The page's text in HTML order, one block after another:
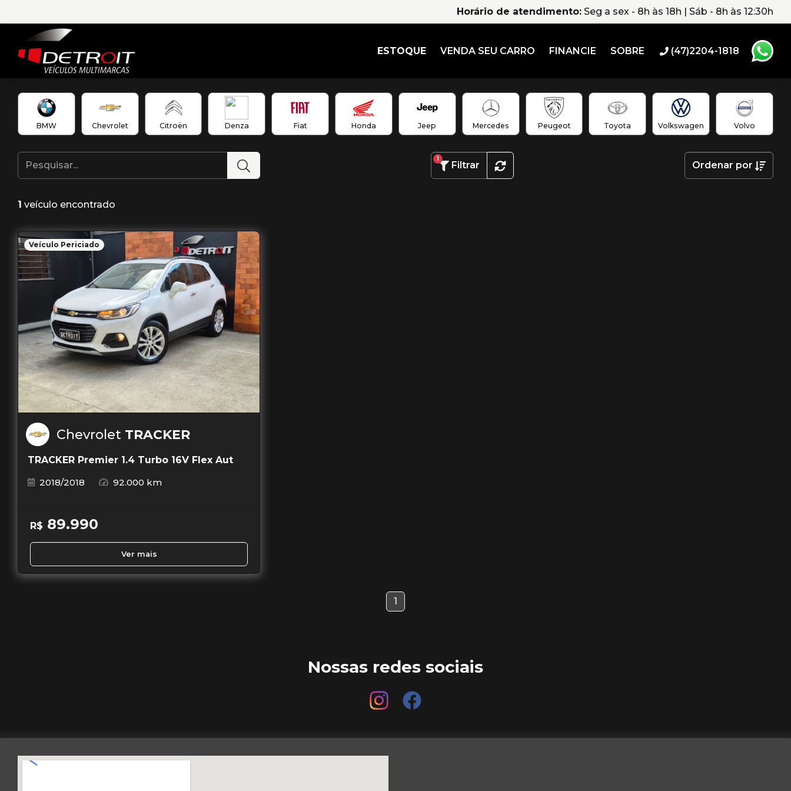
Horário de atendimento: Seg a sex - 8h às 18h | Sáb - 8h às 12:30h
ESTOQUE VENDA SEU CARRO FINANCIE SOBRE (47)2204-1818
BMW Chevrolet Citroën Denza Fiat Honda Jeep Mercedes Peugeot Toyota Volkswagen Volvo
Filtrar
1
Ordenar por
1 veículo encontrado
Veículo Periciado
Chevrolet TRACKER
TRACKER Premier 1.4 Turbo 16V Flex Aut
2018/2018
92.000 km
R$ 89.990
Ver mais
1
Nossas redes sociais